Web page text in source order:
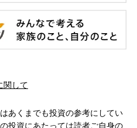
関して
あくまでも投資の参考にしてい
投資にあたっては読者ご自身の